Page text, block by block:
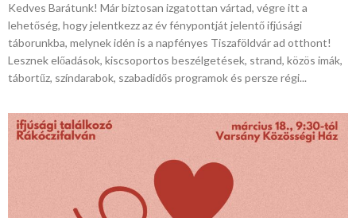
Kedves Barátunk! Már biztosan izgatottan vártad, végre itt a
lehetőség, hogy jelentkezz az év fénypontját jelentő ifjúsági
táborunkba, melynek idén is a napfényes Tiszaföldvár ad otthont!
Lesznek előadások, kiscsoportos beszélgetések, strand, közös imák,
tábortűz, színdarabok, szabadidős programok és persze régi...